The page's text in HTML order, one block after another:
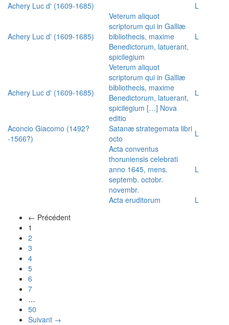
Achery Luc d' (1609-1685) L
Achery Luc d' (1609-1685)
Veterum aliquot
scriptorum qui in Galliæ
bibliothecis, maxime
Benedictorum, latuerant,
spicilegium
L
Achery Luc d' (1609-1685)
Veterum aliquot
scriptorum qui in Galliæ
bibliothecis, maxime
Benedictorum, latuerant,
spicilegium […] Nova
editio
L
Aconcio Giacomo (1492?
-1566?)
Satanæ strategemata libri
octo
L
Acta conventus
thoruniensis celebrati
anno 1645, mens.
septemb. octobr.
novembr.
L
Acta eruditorum
L
← Précédent
1
2
3
4
5
6
7
…
50
Suivant →